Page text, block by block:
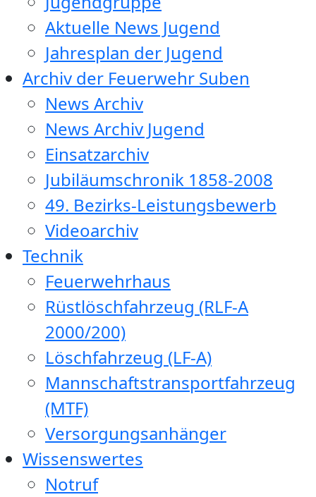
Aktuelle News Jugend
Jahresplan der Jugend
Archiv der Feuerwehr Suben
News Archiv
News Archiv Jugend
Einsatzarchiv
Jubiläumschronik 1858-2008
49. Bezirks-Leistungsbewerb
Videoarchiv
Technik
Feuerwehrhaus
Rüstlöschfahrzeug (RLF-A
2000/200)
Löschfahrzeug (LF-A)
Mannschaftstransportfahrzeug
(MTF)
Versorgungsanhänger
Wissenswertes
Notruf